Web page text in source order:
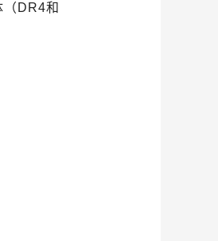
（ DR4和